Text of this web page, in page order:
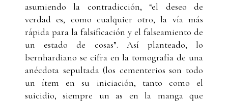
asumiendo la contradicción, “el deseo de
verdad es, como cualquier otro, la vía más
rápida para la falsificación y el falseamiento de
un estado de cosas”. Así planteado, lo
bernhardiano se cifra en la tomografía de una
anécdota sepultada (los cementerios son todo
un ítem en su iniciación, tanto como el
suicidio, siempre un as en la manga que